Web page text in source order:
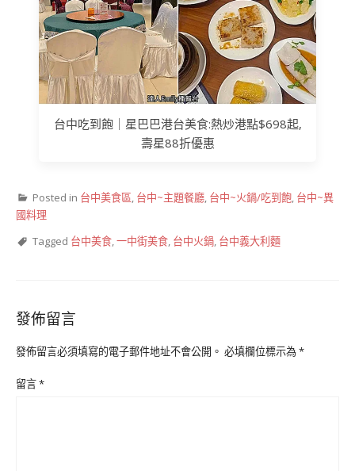
台中吃到飽｜星巴巴港台美食:熱炒港點$698起,
壽星88折優惠
Posted in 台中美食區, 台中~主題餐廳, 台中~火鍋/吃到飽, 台中~異
國料理
Tagged 台中美食,一中街美食, 台中火鍋, 台中義大利麵
發佈留言
發佈留言必須填寫的電子郵件地址不會公開。 必填欄位標示為*
留言*